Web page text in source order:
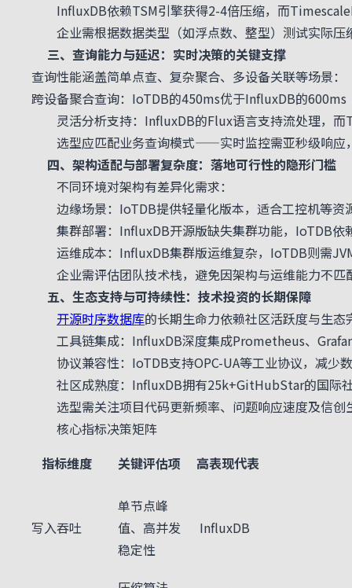
InfluxDB依赖TSM引擎获得2-4倍压缩，而
企业需根据数据类型（如浮点数、整型）测试实际压
三、查询能力与延迟：实时决策的关键支撑
查询性能涵盖简单点查、复杂聚合、多设备关联等场景：
跨设备聚合查询：IoTDB的450ms优于InfluxDB的600ms
灵活分析支持：InfluxDB的Flux语言支持流处理，而
选型应匹配业务查询模式——实时监控需亚秒级响应
四、架构适配与部署复杂度：落地可行性的隐形门槛
不同环境对架构有差异化需求：
边缘场景：IoTDB提供轻量化版本，适合工控机等资
集群部署：InfluxDB开源版缺失集群功能，IoTDB依
运维成本：InfluxDB集群版运维复杂，IoTDB则需
企业需评估团队技术栈，避免因架构与运维能力不匹
五、生态支持与可持续性：技术投资的长期保障
开源时序数据库的长期生命力依赖社区活跃度与生态
工具链集成：InfluxDB深度集成Prometheus、
协议兼容性：IoTDB支持OPC-UA等工业协议，减少
社区成熟度：InfluxDB拥有25k+GitHubStar的国际
选型需关注项目代码更新频率、问题响应速度及信创
核心指标决策矩阵
指标维度
关键评估项 高表现代表
写入吞吐
单节点峰
值、高并发
稳定性
InfluxDB